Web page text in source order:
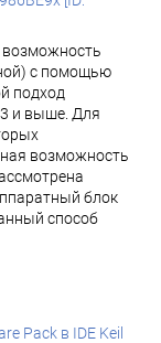
возможность
с помощью
подход
и выше. Для
возможность
блок
способ
Pack в IDE Keil